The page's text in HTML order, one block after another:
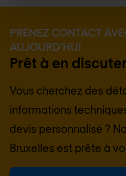
PRENEZ CONTACT
AUJOURD'HUI
Prêt à en
Vous cherchez des
informations
devis personnalisé ?
Bruxelles est prête à